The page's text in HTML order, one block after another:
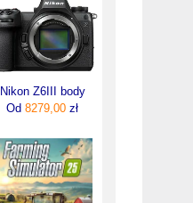
Nikon Z6III body
Od 8279,00 zł